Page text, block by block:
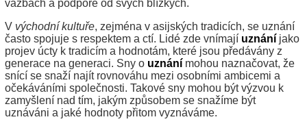
vazbách a podpoře od svých blízkých.
V východní kultuře, zejména v asijských tradicích, se uznání
často spojuje s respektem a ctí. Lidé zde vnímají uznání jako
projev úcty k tradicím a hodnotám, které jsou předávány z
generace na generaci. Sny o uznání mohou naznačovat, že
snící se snaží najít rovnováhu mezi osobními ambicemi a
očekáváními společnosti. Takové sny mohou být výzvou k
zamyšlení nad tím, jakým způsobem se snažíme být
uznáváni a jaké hodnoty přitom vyznáváme.